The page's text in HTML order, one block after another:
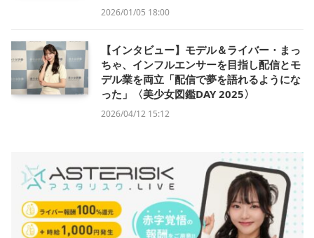
2026/01/05 18:00
【インタビュー】モデル＆ライバー・まっ
ちゃ、インフルエンサーを目指し配信とモ
デル業を両立「配信で夢を語れるようにな
った」〈美少女図鑑DAY 2025〉
2026/04/12 15:12